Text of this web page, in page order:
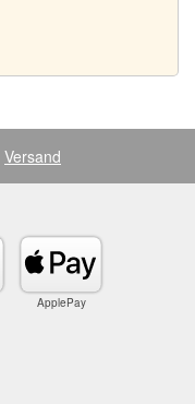
Versand
ApplePay